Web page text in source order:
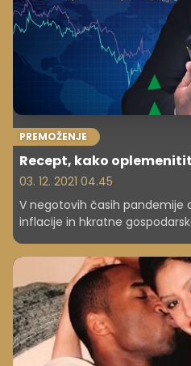
PREMOŽENJE
Recept, kako
03. 12. 2021 04.45
V negotovih časih pandemije
inflacije in hkratne
strokovnjaki ocenjujejo, v
vlagati.